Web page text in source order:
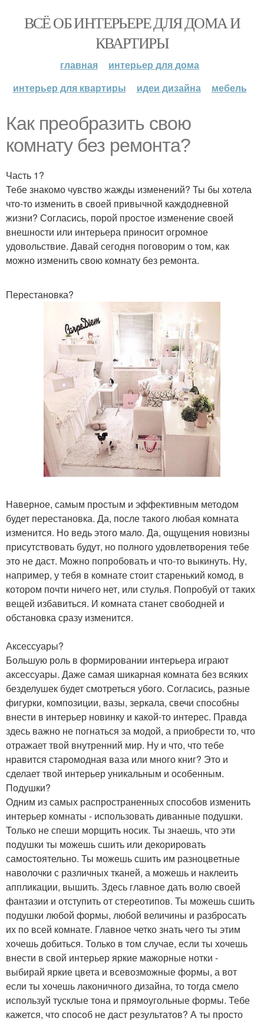
ВСЁ ОБ ИНТЕРЬЕРЕ ДЛЯ ДОМА И
КВАРТИРЫ
главная
интерьер для дома
интерьер для квартиры
идеи дизайна мебель
Как преобразить свою
комнату без ремонта?
Часть 1?
Тебе знакомо чувство жажды изменений? Ты бы хотела
что-то изменить в своей привычной каждодневной
жизни? Согласись, порой простое изменение своей
внешности или интерьера приносит огромное
удовольствие. Давай сегодня поговорим о том, как
можно изменить свою комнату без ремонта.
Перестановка?
Наверное, самым простым и эффективным методом
будет перестановка. Да, после такого любая комната
изменится. Но ведь этого мало. Да, ощущения новизны
присутствовать будут, но полного удовлетворения тебе
это не даст. Можно попробовать и что-то выкинуть. Ну,
например, у тебя в комнате стоит старенький комод, в
котором почти ничего нет, или стулья. Попробуй от таких
вещей избавиться. И комната станет свободней и
обстановка сразу изменится.
Аксессуары?
Большую роль в формировании интерьера играют
аксессуары. Даже самая шикарная комната без всяких
безделушек будет смотреться убого. Согласись, разные
фигурки, композиции, вазы, зеркала, свечи способны
внести в интерьер новинку и какой-то интерес. Правда
здесь важно не погнаться за модой, а приобрести то, что
отражает твой внутренний мир. Ну и что, что тебе
нравится старомодная ваза или много книг? Это и
сделает твой интерьер уникальным и особенным.
Подушки?
Одним из самых распространенных способов изменить
интерьер комнаты - использовать диванные подушки.
Только не спеши морщить носик. Ты знаешь, что эти
подушки ты можешь сшить или декорировать
самостоятельно. Ты можешь сшить им разноцветные
наволочки с различных тканей, а можешь и наклеить
аппликации, вышить. Здесь главное дать волю своей
фантазии и отступить от стереотипов. Ты можешь сшить
подушки любой формы, любой величины и разбросать
их по всей комнате. Главное четко знать чего ты этим
хочешь добиться. Только в том случае, если ты хочешь
внести в свой интерьер яркие мажорные нотки -
выбирай яркие цвета и всевозможные формы, а вот
если ты хочешь лаконичного дизайна, то тогда смело
используй тусклые тона и прямоугольные формы. Тебе
кажется, что способ не даст результатов? А ты просто